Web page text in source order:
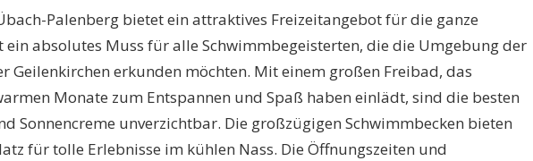
Palenberg bietet ein attraktives Freizeitangebot für die ganze
ein absolutes Muss für alle Schwimmbegeisterten, die die Umgebung der
Geilenkirchen erkunden möchten. Mit einem großen Freibad, das
Monate zum Entspannen und Spaß haben einlädt, sind die besten
Sonnencreme unverzichtbar. Die großzügigen Schwimmbecken bieten
für tolle Erlebnisse im kühlen Nass. Die Öffnungszeiten und